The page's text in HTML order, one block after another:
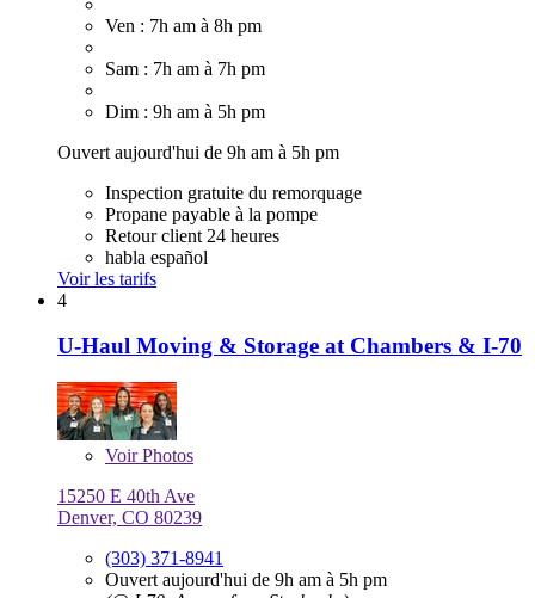
Ven : 7h am à 8h pm
Sam : 7h am à 7h pm
Dim : 9h am à 5h pm
Ouvert aujourd'hui de 9h am à 5h pm
Inspection gratuite du remorquage
Propane payable à la pompe
Retour client 24 heures
habla español
Voir les tarifs
4
U-Haul Moving & Storage at Chambers & I-70
VoirPhotos
15250 E 40th Ave
Denver, CO 80239
(303) 371-8941
Ouvert aujourd'hui de 9h am à 5h pm